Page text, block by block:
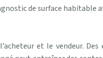
de surface habitable
et le vendeur.